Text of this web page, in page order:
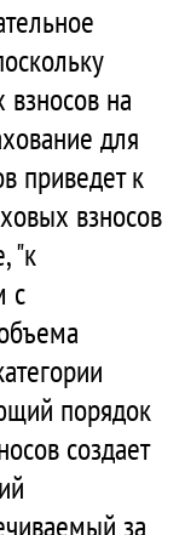
на
для
приведет к
взносов
"к
с
порядок
создает
за